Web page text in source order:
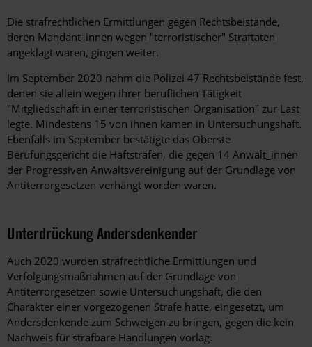
Die strafrechtlichen Ermittlungen gegen Rechtsbeistände,
deren Mandant_innen wegen "terroristischer" Straftaten
angeklagt waren, gingen weiter.
Im September 2020 nahm die Polizei 47 Rechtsbeistände fest,
denen sie allein wegen ihrer beruflichen Tätigkeit
"Mitgliedschaft in einer terroristischen Organisation" zur Last
legte. Mindestens 15 von ihnen kamen in Untersuchungshaft.
Ebenfalls im September bestätigte das Oberste
Berufungsgericht die Haftstrafen, die gegen 14 Anwält_innen
der Progressiven Anwaltsvereinigung auf der Grundlage von
Antiterrorgesetzen verhängt worden waren.
Unterdrückung Andersdenkender
Auch 2020 wurden strafrechtliche Ermittlungen und
Verfolgungsmaßnahmen auf der Grundlage von
Antiterrorgesetzen sowie Untersuchungshaft, die den
Charakter einer vorgezogenen Strafe hatte, eingesetzt, um
Andersdenkende zum Schweigen zu bringen, gegen die kein
Nachweis für strafbare Handlungen vorlag.